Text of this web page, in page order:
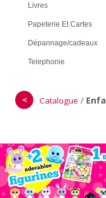
Livres
Papeterie Et Cartes
Dépannage/cadeaux
Telephonie
＜ Catalogue /